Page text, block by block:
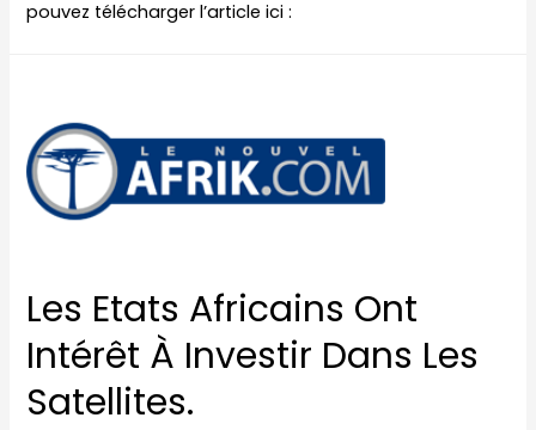
pouvez télécharger l’article ici :
Les Etats Africains Ont
Intérêt À Investir Dans Les
Satellites.